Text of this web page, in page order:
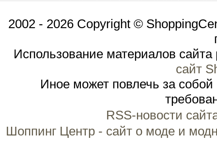
2002 - 2026 Copyright ©
Использование материалов
сайт
Иное может повлечь за
RSS-новости
Шоппинг Центр - сайт о моде и